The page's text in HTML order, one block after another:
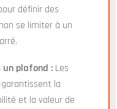
définir des
se limiter à un
un plafond : Les
garantissent la
et la valeur de